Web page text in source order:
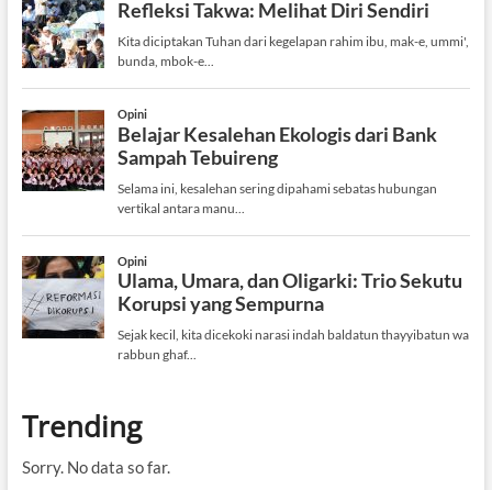
Trending
Sorry. No data so far.